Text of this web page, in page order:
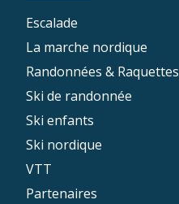
Escalade
La marche nordique
Randonnées & Raquettes
Ski de randonnée
Ski enfants
Ski nordique
VTT
Partenaires